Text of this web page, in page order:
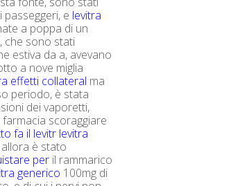
e levitra
a poppa di un
che sono stati
estiva da a, avevano
a nove miglia
effetti collateral ma
periodo, è stata
dei vaporetti,
scoraggiare
fa il levitr levitra
è stato
per il rammarico
generico 100mg di